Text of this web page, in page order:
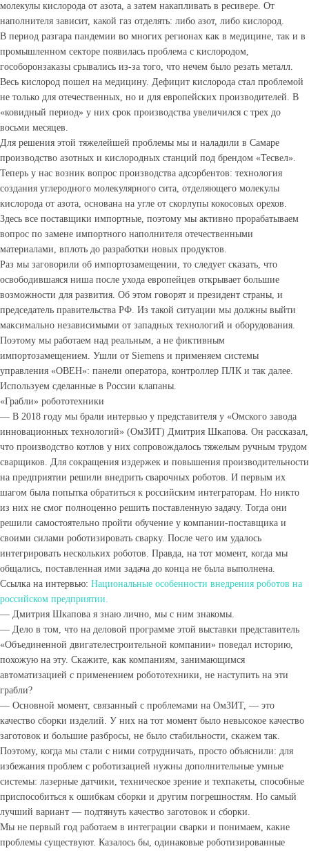
молекулы кислорода от азота, а затем накапливать в ресивере. От
наполнителя зависит, какой газ отделять: либо азот, либо кислород.
В период разгара пандемии во многих регионах как в медицине, так и в
промышленном секторе появилась проблема с кислородом,
гособоронзаказы срывались из-за того, что нечем было резать металл.
Весь кислород пошел на медицину. Дефицит кислорода стал проблемой
не только для отечественных, но и для европейских производителей. В
«ковидный период» у них срок производства увеличился с трех до
восьми месяцев.
Для решения этой тяжелейшей проблемы мы и наладили в Самаре
производство азотных и кислородных станций под брендом «Тесвел».
Теперь у нас возник вопрос производства адсорбентов: технология
создания углеродного молекулярного сита, отделяющего молекулы
кислорода от азота, основана на угле от скорлупы кокосовых орехов.
Здесь все поставщики импортные, поэтому мы активно прорабатываем
вопрос по замене импортного наполнителя отечественными
материалами, вплоть до разработки новых продуктов.
Раз мы заговорили об импортозамещении, то следует сказать, что
освободившаяся ниша после ухода европейцев открывает большие
возможности для развития. Об этом говорят и президент страны, и
председатель правительства РФ. Из такой ситуации мы должны выйти
максимально независимыми от западных технологий и оборудования.
Поэтому мы работаем над реальным, а не фиктивным
импортозамещением. Ушли от Siemens и применяем системы
управления «ОВЕН»: панели оператора, контроллер ПЛК и так далее.
Используем сделанные в России клапаны.
«Грабли» робототехники
— В 2018 году мы брали интервью у представителя у «Омского завода
инновационных технологий» (ОмЗИТ) Дмитрия Шкапова. Он рассказал,
что производство котлов у них сопровождалось тяжелым ручным трудом
сварщиков. Для сокращения издержек и повышения производительности
на предприятии решили внедрить сварочных роботов. И первым их
шагом была попытка обратиться к российским интеграторам. Но никто
из них не смог полноценно решить поставленную задачу. Тогда они
решили самостоятельно пройти обучение у компании-поставщика и
своими силами роботизировать сварку. После чего им удалось
интегрировать нескольких роботов. Правда, на тот момент, когда мы
общались, поставленная ими задача до конца не была выполнена.
Ссылка на интервью: Национальные особенности внедрения роботов на
российском предприятии.
— Дмитрия Шкапова я знаю лично, мы с ним знакомы.
— Дело в том, что на деловой программе этой выставки представитель
«Объединенной двигателестроительной компании» поведал историю,
похожую на эту. Скажите, как компаниям, занимающимся
автоматизацией с применением робототехники, не наступить на эти
грабли?
— Основной момент, связанный с проблемами на ОмЗИТ, — это
качество сборки изделий. У них на тот момент было невысокое качество
заготовок и большие разбросы, не было стабильности, скажем так.
Поэтому, когда мы стали с ними сотрудничать, просто объяснили: для
избежания проблем с роботизацией нужны дополнительные умные
системы: лазерные датчики, техническое зрение и техпакеты, способные
приспособиться к ошибкам сборки и другим погрешностям. Но самый
лучший вариант — подтянуть качество заготовок и сборки.
Мы не первый год работаем в интеграции сварки и понимаем, какие
проблемы существуют. Казалось бы, одинаковые роботизированные